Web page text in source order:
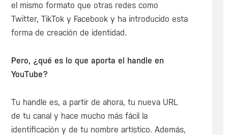
el mismo formato que otras redes como
Twitter, TikTok y Facebook y ha introducido esta
forma de creación de identidad.
Pero, ¿qué es lo que aporta el handle en
YouTube?
Tu handle es, a partir de ahora, tu nueva URL
de tu canal y hace mucho más fácil la
identificación y de tu nombre artístico. Además,